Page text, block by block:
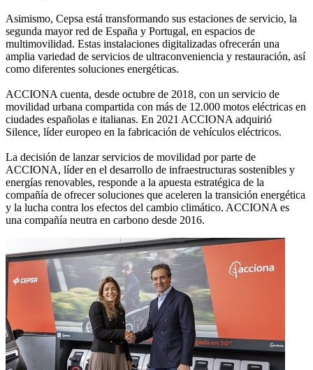
Asimismo, Cepsa está transformando sus estaciones de servicio, la
segunda mayor red de España y Portugal, en espacios de
multimovilidad. Estas instalaciones digitalizadas ofrecerán una
amplia variedad de servicios de ultraconveniencia y restauración, así
como diferentes soluciones energéticas.
ACCIONA cuenta, desde octubre de 2018, con un servicio de
movilidad urbana compartida con más de 12.000 motos eléctricas en
ciudades españolas e italianas. En 2021 ACCIONA adquirió
Silence, líder europeo en la fabricación de vehículos eléctricos.
La decisión de lanzar servicios de movilidad por parte de
ACCIONA, líder en el desarrollo de infraestructuras sostenibles y
energías renovables, responde a la apuesta estratégica de la
compañía de ofrecer soluciones que aceleren la transición energética
y la lucha contra los efectos del cambio climático. ACCIONA es
una compañía neutra en carbono desde 2016.